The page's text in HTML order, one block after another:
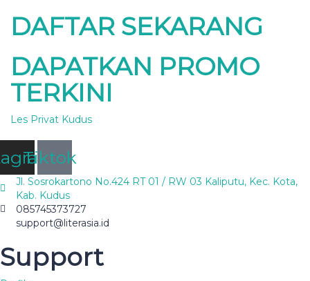
DAFTAR SEKARANG
DAPATKAN PROMO
TERKINI
Les Privat Kudus
Tiktok
Jl. Sosrokartono No.424 RT 01 / RW 03 Kaliputu, Kec. Kota,
Kab. Kudus
085745373727
support@literasia.id
Support